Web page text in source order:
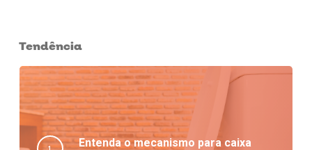
Tendência
Entenda o mecanismo para caixa